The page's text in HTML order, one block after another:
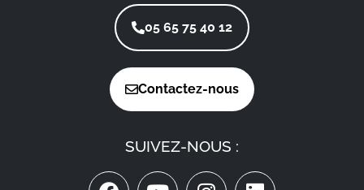
05 65 75 40 12
Contactez-nous
SUIVEZ-NOUS :